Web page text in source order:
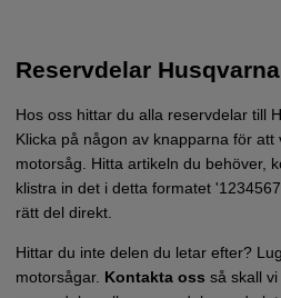
Reservdelar
Hos oss hittar du alla reservdelar till
Klicka på någon av knapparna för att
motorsåg. Hitta artikeln du behöver,
klistra in det i detta formatet
rätt del direkt.
Hittar du inte delen du letar efter?
motorsågar. Kontakta oss så skall